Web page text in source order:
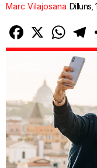
Marc Vilajosana Dilluns,
Facebook
X